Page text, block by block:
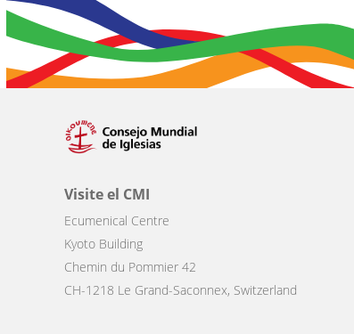
Visite el CMI
Ecumenical Centre
Kyoto Building
Chemin du Pommier 42
CH-1218 Le Grand-Saconnex, Switzerland